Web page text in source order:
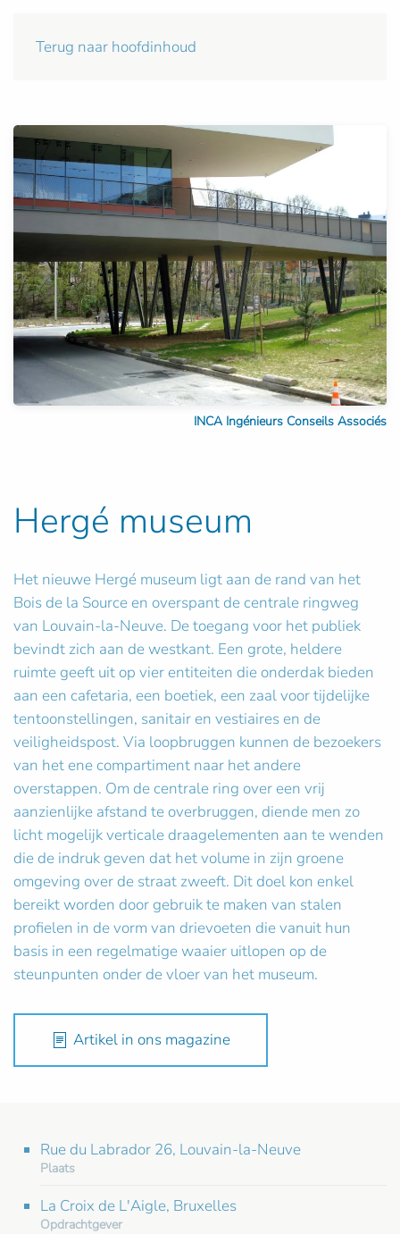
Terug naar hoofdinhoud
INCA Ingénieurs Conseils Associés
Hergé museum
Het nieuwe Hergé museum ligt aan de rand van het
Bois de la Source en overspant de centrale ringweg
van Louvain-la-Neuve. De toegang voor het publiek
bevindt zich aan de westkant. Een grote, heldere
ruimte geeft uit op vier entiteiten die onderdak bieden
aan een cafetaria, een boetiek, een zaal voor tijdelijke
tentoonstellingen, sanitair en vestiaires en de
veiligheidspost. Via loopbruggen kunnen de bezoekers
van het ene compartiment naar het andere
overstappen. Om de centrale ring over een vrij
aanzienlijke afstand te overbruggen, diende men zo
licht mogelijk verticale draagelementen aan te wenden
die de indruk geven dat het volume in zijn groene
omgeving over de straat zweeft. Dit doel kon enkel
bereikt worden door gebruik te maken van stalen
profielen in de vorm van drievoeten die vanuit hun
basis in een regelmatige waaier uitlopen op de
steunpunten onder de vloer van het museum.
Artikel in ons magazine
Rue du Labrador 26, Louvain-la-Neuve
Plaats
La Croix de L'Aigle, Bruxelles
Opdrachtgever